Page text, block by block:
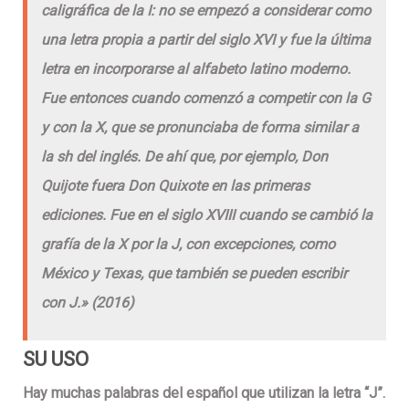
caligráfica de la I: no se empezó a considerar como
una letra propia a partir del siglo XVI y fue la última
letra en incorporarse al alfabeto latino moderno.
Fue entonces cuando comenzó a competir con la G
y con la X, que se pronunciaba de forma similar a
la sh del inglés. De ahí que, por ejemplo, Don
Quijote fuera Don Quixote en las primeras
ediciones. Fueen el siglo XVIIIcuando se cambió la
grafía de la X por la J, con excepciones, como
México y Texas, que también se pueden escribir
con J.» (2016)
SU USO
Hay muchas palabras del español que utilizan la letra “J”.